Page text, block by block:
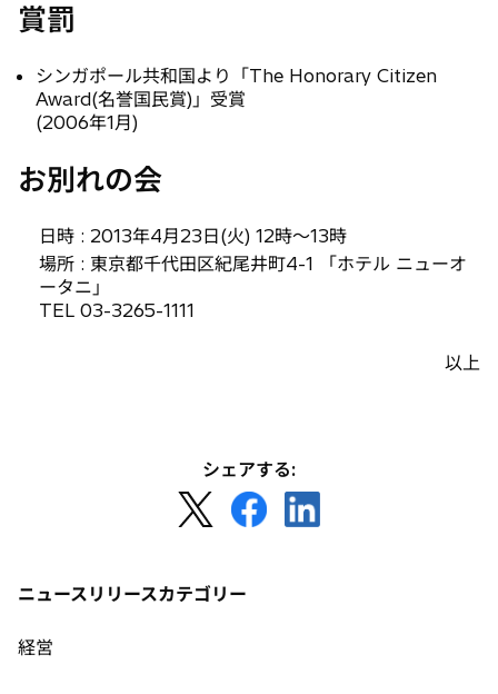
賞罰
シンガポール共和国より「The Honorary Citizen
Award(名誉国民賞)」受賞
(2006年1月)
お別れの会
日時 : 2013年4月23日(火) 12時〜13時
場所 : 東京都千代田区紀尾井町4-1 「ホテル ニューオ
ータニ」
TEL 03-3265-1111
以上
シェアする:
し
タ
新
し
ニュースリリースカテゴリー
経営